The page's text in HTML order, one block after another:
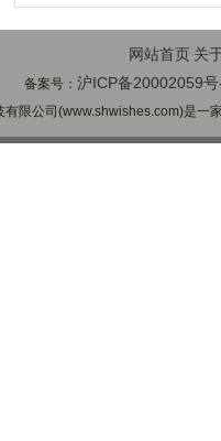
网站首页 关
备案号：沪ICP备20002059
有限公司(www.shwishes.com)是一